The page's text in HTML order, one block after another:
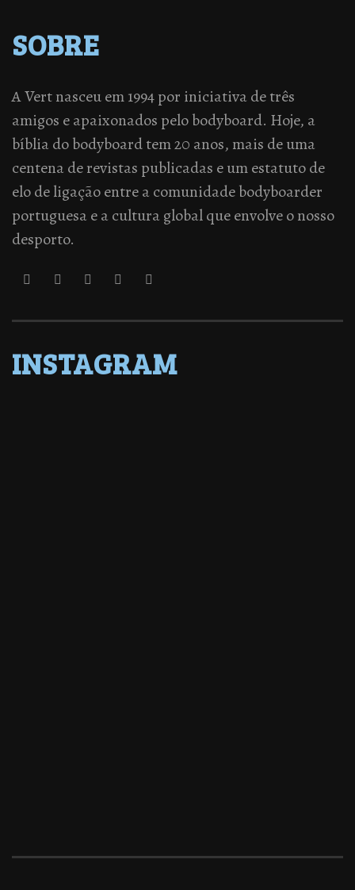
SOBRE
A Vert nasceu em 1994 por iniciativa de três
amigos e apaixonados pelo bodyboard. Hoje, a
bíblia do bodyboard tem 20 anos, mais de uma
centena de revistas publicadas e um estatuto de
elo de ligação entre a comunidade bodyboarder
portuguesa e a cultura global que envolve o nosso
desporto.
INSTAGRAM